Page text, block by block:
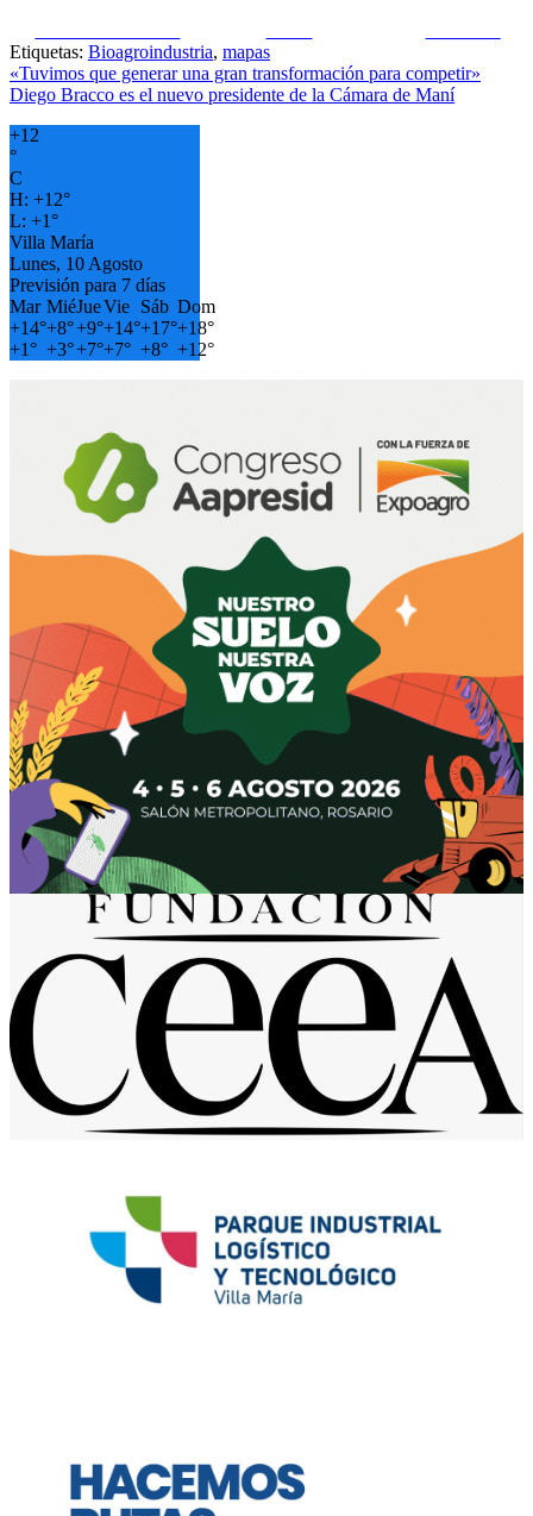
Etiquetas: Bioagroindustria, mapas
Navegación
de
entradas
«Tuvimos que generar una gran transformación para competir»
Diego Bracco es el nuevo presidente de la Cámara de Maní
+12
°
C
H: +12°
L: +1°
Villa María
Lunes, 10 Agosto
Previsión para 7 días
Mar MiéJueVie Sáb Dom
+14°+8°+9°+14°+17°+18°
+1° +3°+7°+7° +8° +12°